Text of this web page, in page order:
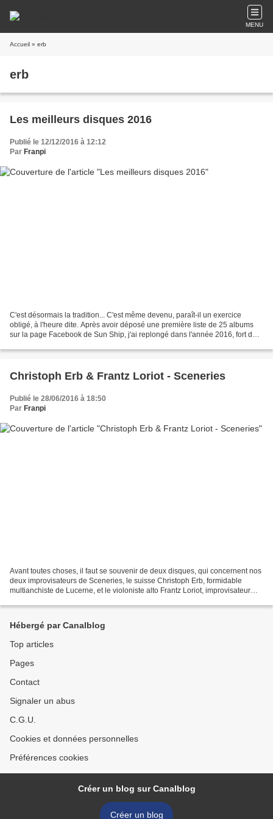
MENU
Accueil » erb
erb
Les meilleurs disques 2016
Publié le 12/12/2016 à 12:12
Par Franpi
C'est désormais la tradition... C'est même devenu, paraît-il un exercice
obligé, à l'heure dite. Après avoir déposé une première liste de 25 albums
sur la page Facebook de Sun Ship, j'ai replongé dans l'année 2016, fort des
Christoph Erb & Frantz Loriot - Sceneries
Publié le 28/06/2016 à 18:50
Par Franpi
Avant toutes choses, il faut se souvenir de deux disques, qui concernent nos
deux improvisateurs de Sceneries, le suisse Christoph Erb, formidable
multianchiste de Lucerne, et le violoniste alto Frantz Loriot, improvisateur
Hébergé par Canalblog
Top articles
Pages
Contact
Signaler un abus
C.G.U.
Cookies et données personnelles
Préférences cookies
Créer un blog sur Canalblog
Créer un blog